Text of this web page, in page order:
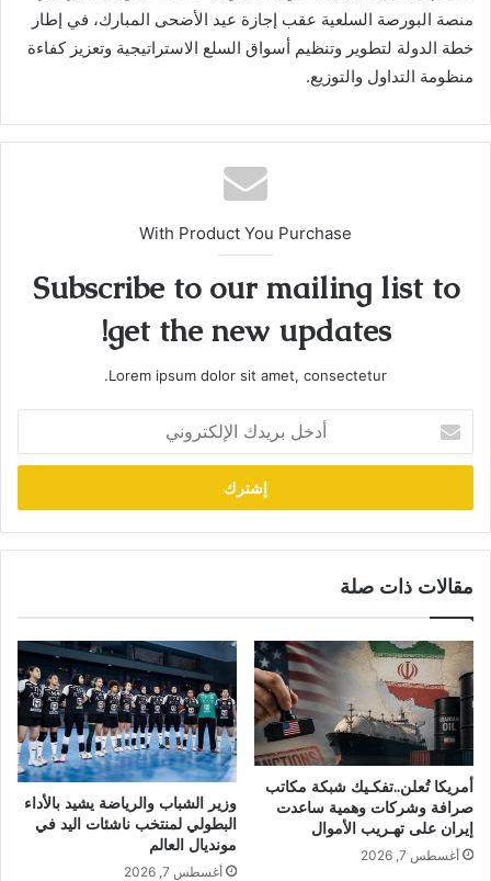
منصة البورصة السلعية عقب إجازة عيد الأضحى المبارك، في إطار
خطة الدولة لتطوير وتنظيم أسواق السلع الاستراتيجية وتعزيز كفاءة
منظومة التداول والتوزيع.
With Product You Purchase
Subscribe to our mailing list to
get the new updates!
Lorem ipsum dolor sit amet, consectetur.
بريدك
الإلكتروني
مقالات ذات صلة
أمريكا تُعلن..تفكـيك شبكة مكاتب
صرافة وشركات وهمية ساعدت
إيران على تهـريب الأموال
أغسطس 7, 2026
وزير الشباب والرياضة يشيد بالأداء
البطولي لمنتخب ناشئات اليد في
مونديال العالم
أغسطس 7, 2026